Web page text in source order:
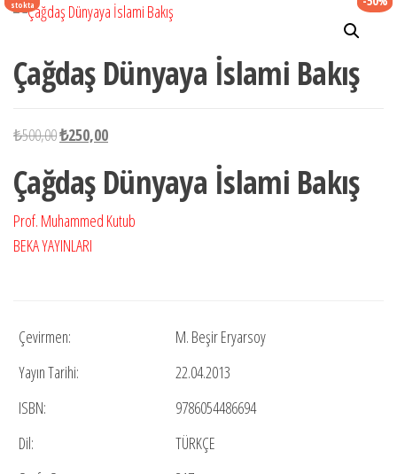
stokta
Çağdaş Dünyaya İslami Bakış
₺500,00Orijinal
₺500,00.
₺250,00Şu
fiyat:
₺250,00.
Çağdaş Dünyaya İslami Bakış
Prof. Muhammed Kutub
BEKA YAYINLARI
Çevirmen:
M. Beşir Eryarsoy
Yayın Tarihi:
22.04.2013
ISBN:
9786054486694
Dil:
TÜRKÇE